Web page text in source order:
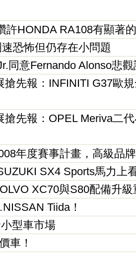
許HONDA RA108有顯著
恐怖但仍存在小問題
同意Fernando Alonso悲
搶先報：INFINITI G37歐
搶先報：OPEL Meriva二
年度賽事計畫，高級品
SX4 Sports馬力上
XC70與S80配備升
Tiida！
型車市場
車！